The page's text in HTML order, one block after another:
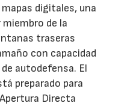
digitales, una
de la
traseras
con capacidad
autodefensa. El
preparado para
Directa